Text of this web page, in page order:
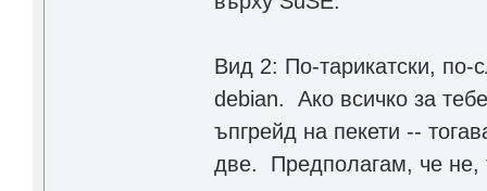
Вид 2: По-тарикатски, по-
debian. Ако всичко за
ъпгрейд на пекети --
две. Предполагам, че не,